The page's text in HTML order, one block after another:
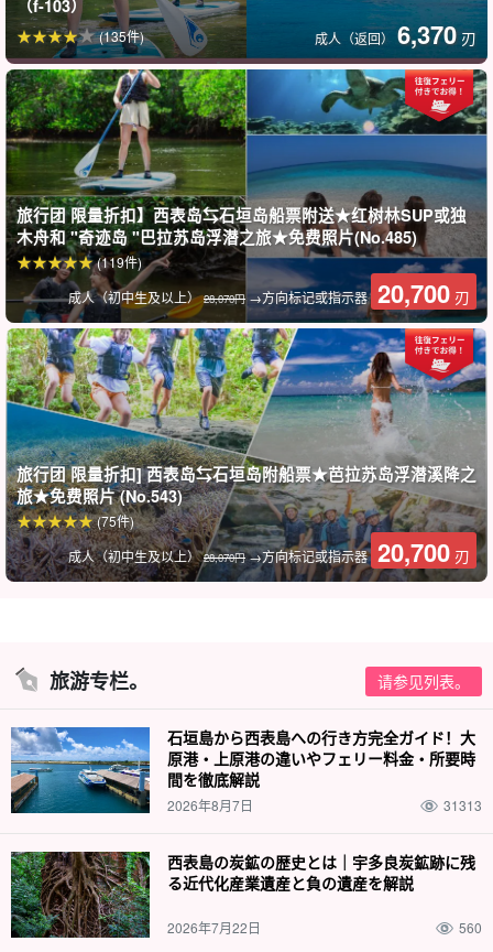
由布岛旅游
由布岛是一个偏远小岛，从西表岛乘坐水牛车约 15 分钟即可到达，
在这里可以看到亚热带特有的动植物！
水牛车观光之旅充满热带风情，途中大井还会为您弹奏冲绳吉他。
在由布岛上，您可以观赏一年四季盛开的九重葛和亚热带动植物。
导游都是水上救生员资格。
我们有我们会缓慢而仔细地为您讲解，
因此欢迎小孩子和游泳水平较差的人加入我们！
（f-103）
成人（返回） 6,370 刃
(135件)
旅行团 限量折扣】西表岛⇆石垣岛船票附送★红树林SUP或独
木舟和 "奇迹岛 "巴拉苏岛浮潜之旅★免费照片(No.485)
成人（初中生及以上）28,070円 →方向标记或指示器 20,700 刃
(119件)
旅行团 限量折扣] 西表岛⇆石垣岛附船票★芭拉苏岛浮潜溪降之
旅★免费照片 (No.543)
成人（初中生及以上）28,070円→方向标记或指示器 20,700 刃
(75件)
旅游专栏。 请参见列表。
石垣島から西表島への行き方完全ガイド！大
原港・上原港の違いやフェリー料金・所要時
間を徹底解説
2026年8月7日 31313
西表島の炭鉱の歴史とは｜宇多良炭鉱跡に残
る近代化産業遺産と負の遺産を解説
2026年7月22日 560